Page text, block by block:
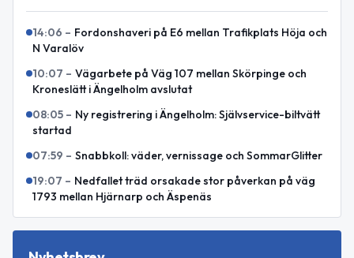
14:06 – Fordonshaveri på E6 mellan Trafikplats Höja och
N Varalöv
10:07 – Vägarbete på Väg 107 mellan Skörpinge och
Kroneslätt i Ängelholm avslutat
08:05 – Ny registrering i Ängelholm: Självservice-biltvätt
startad
07:59 – Snabbkoll: väder, vernissage och SommarGlitter
19:07 – Nedfallet träd orsakade stor påverkan på väg
1793 mellan Hjärnarp och Äspenäs